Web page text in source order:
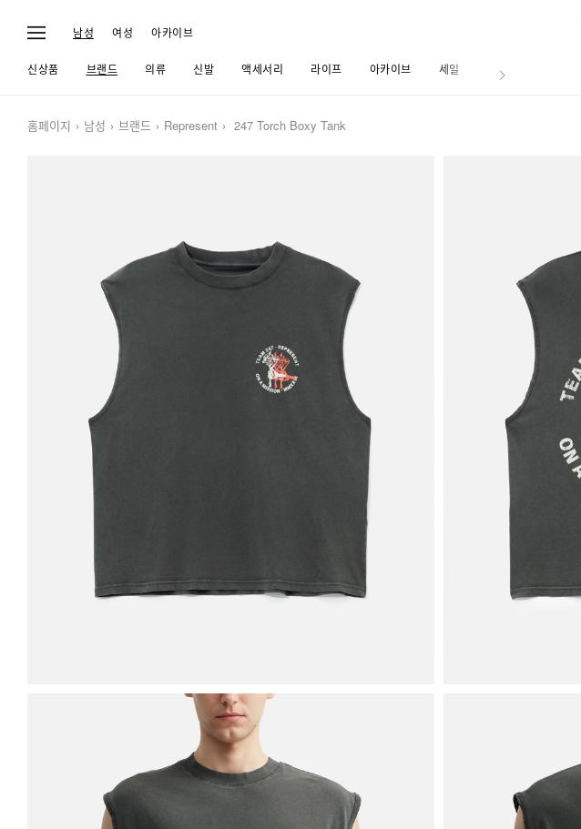
남성 여성 아카이브
신상품 브랜드 의류 신발 액세서리 라이프 아카이브 세일 저널
홈페이지 남성 브랜드 Represent 247 Torch Boxy Tank